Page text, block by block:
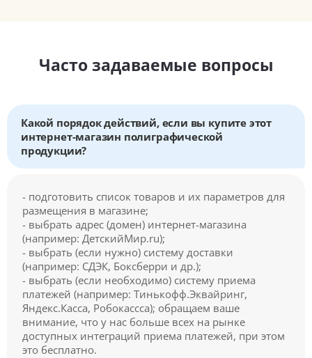
Часто задаваемые вопросы
Какой порядок действий, если вы купите этот
интернет-магазин полиграфической
продукции?
- подготовить список товаров и их параметров для
размещения в магазине;
- выбрать адрес (домен) интернет-магазина
(например: ДетскийМир.ru);
- выбрать (если нужно) систему доставки
(например: СДЭК, Боксберри и др.);
- выбрать (если необходимо) систему приема
платежей (например: Тинькофф.Эквайринг,
Яндекс.Касса, Робокассса); обращаем ваше
внимание, что у нас больше всех на рынке
доступных интеграций приема платежей, при этом
это бесплатно.